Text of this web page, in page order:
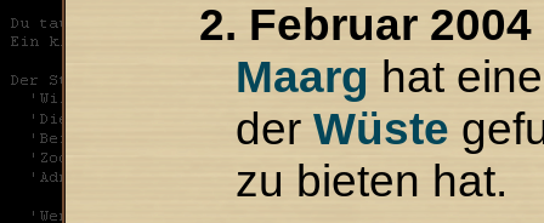
2. Februar
Maarg hat
derWüste
zu bieten hat.